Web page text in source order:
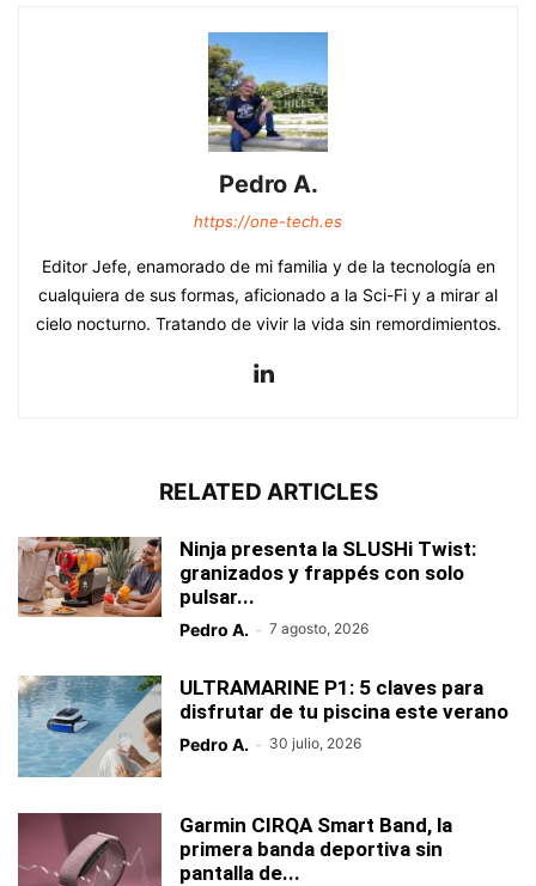
Pedro A.
https://one-tech.es
Editor Jefe, enamorado de mi familia y de la tecnología en
cualquiera de sus formas, aficionado a la Sci-Fi y a mirar al
cielo nocturno. Tratando de vivir la vida sin remordimientos.
RELATED ARTICLES
Ninja presenta la SLUSHi Twist:
granizados y frappés con solo
pulsar...
Pedro A. - 7 agosto, 2026
ULTRAMARINE P1: 5 claves para
disfrutar de tu piscina este verano
Pedro A. - 30 julio, 2026
Garmin CIRQA Smart Band, la
primera banda deportiva sin
pantalla de...